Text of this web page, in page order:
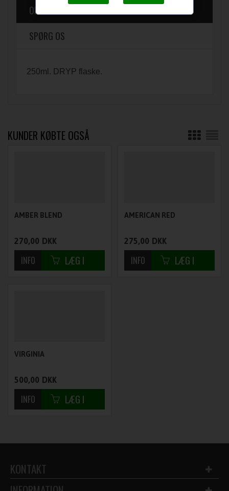
OM PRODUKTET
SPØRG OS
250ml. DRYP flaske.
KUNDER KØBTE OGSÅ
AMBER BLEND
270,00 DKK
AMERICAN RED
275,00 DKK
VIRGINIA
500,00 DKK
KONTAKT